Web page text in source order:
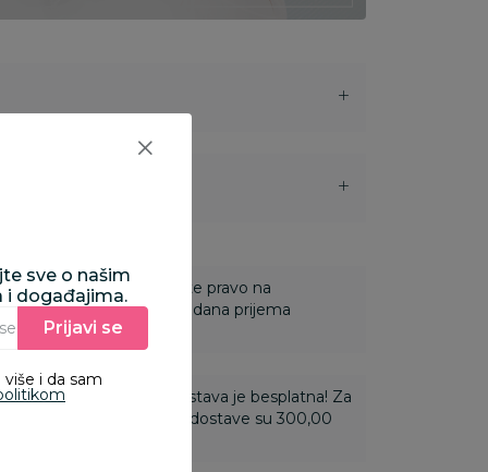
online porudžbine imate pravo na
u roku od 14 dana od dana prijema
3.500,00 rsd i više dostava je besplatna! Za
3.499,99 rsd troškovi dostave su 300,00
sve o našim
i događajima.
Unesite Vašu e‑mail adresu da biste se prijavili na newsletter.
Prijavi se
i da sam